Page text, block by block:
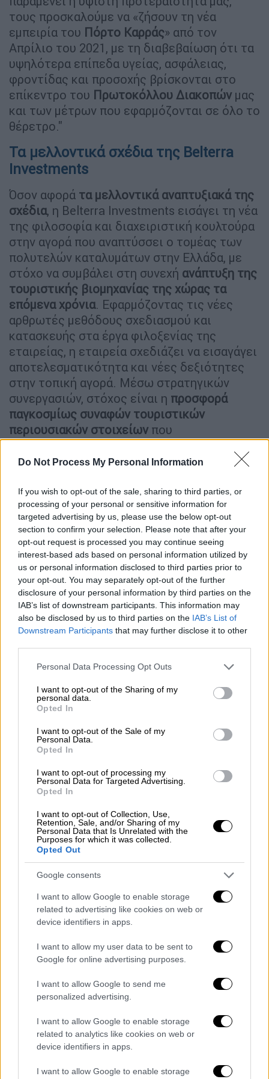
Do Not Process My Personal Information
If you wish to opt-out of the sale, sharing to third parties, or
processing of your personal or sensitive information for
targeted advertising by us, please use the below opt-out
section to confirm your selection. Please note that after your
opt-out request is processed you may continue seeing
interest-based ads based on personal information utilized by
us or personal information disclosed to third parties prior to
your opt-out. You may separately opt-out of the further
disclosure of your personal information by third parties on the
IAB’s list of downstream participants. This information may
also be disclosed by us to third parties on the IAB’s List of
Downstream Participants that may further disclose it to other
Please note that this website/app uses one or more Google
not limited to your visit or usage behaviour. You may click to
grant or deny consent to Google and its third-party tags to
use your data for below specified purposes in below Google
consent section.
Personal Data Processing Opt Outs
I want to opt-out of the Sharing of my
personal data.
Opted In
I want to opt-out of the Sale of my
Personal Data.
Opted In
I want to opt-out of processing my
Personal Data for Targeted Advertising.
Opted In
I want to opt-out of Collection, Use,
Retention, Sale, and/or Sharing of my
Personal Data that Is Unrelated with the
Purposes for which it was collected.
Opted Out
Google consents
I want to allow Google to enable storage
related to advertising like cookies on web or
device identifiers in apps.
I want to allow my user data to be sent to
Google for online advertising purposes.
I want to allow Google to send me
personalized advertising.
I want to allow Google to enable storage
related to analytics like cookies on web or
device identifiers in apps.
I want to allow Google to enable storage
τους προσκαλούμε να «ζήσουν τη νέα
εμπειρία του Πόρτο Καρράς» από τον
Απρίλιο του 2021, με τη διαβεβαίωση ότι τα
υψηλότερα επίπεδα υγείας, ασφάλειας,
φροντίδας και προσοχής βρίσκονται στο
επίκεντρο του Πρωτοκόλλου Διακοπών μας
και των μέτρων που εφαρμόζονται σε όλο το
θέρετρο."
Τα μελλοντικά σχέδια της Belterra
Investments
Όσον αφορά τα μελλοντικά αναπτυξιακά της
σχέδια, η Belterra Investments εισάγει τη νέα
της φιλοσοφία και διαχειριστική κουλτούρα
στην αγορά που αναπτύσσει ο τομέας των
πολυτελών καταλυμάτων στην Ελλάδα, με
στόχο να συμβάλει στη συνεχή ανάπτυξη της
τουριστικής βιομηχανίας της χώρας τα
επόμενα χρόνια. Εφαρμόζοντας τις νέες
αρθρωτές μεθόδους σχεδιασμού και
κατασκευής στα έργα φιλοξενίας της
εταιρείας, η εταιρεία σχεδιάζει να εισαγάγει
αποτελεσματικότητα και νέες δεξιότητες
στην τοπική αγορά. Μέσω στρατηγικών
συνεργασιών, στόχος είναι η προσφορά
παγκοσμίως συναφών τουριστικών
περιουσιακών στοιχείων που
απαιτήσεις παροχής πολυτελών
Ένας πλήρηςπροορισμός διακοπώνανάμεσα
σε χιλιάδες εκτάρια παρθένας φυσικής
ομορφιάς, πευκοδάση και εντυπωσιακές
παραλίες, το Porto Carras Grand Resort
προσφέρει ένα πλήρες σύνολο
εγκαταστάσεων αναψυχής. Οι επισκέπτες
μπορούν να απολαύσουν την πολυτέλεια της
όμορφηςιδιωτικής μαρίνας 315 θέσεων του
Πόρτο Καρράς, της μεγαλύτερης στη Βόρεια
επισκέπτες από όλο τον κόσμο όλο το
χρόνο, προσφέροντας βέλτιστες συνθήκες
παιχνιδιού. Εντός του θερέτρου, το
βιολογικό αμπελώνα στην Ευρώπη που
καλύπτει συνολική έκταση 475 εκταρίων,
μέρος της ειδικής διαδρομής κρασιού "Wine
Routes of Halkidiki". Οι επισκέπτες μπορούν
να απολαύσουν ξεναγήσεις στους
αμπελώνες ή να επιλέξουν συνεδρίες
γευσιγνωσίας κρασιού σε μια μαγευτική
ατμόσφαιρα. Τογήπεδο γκολφ του Porto
Carras GrandResort, που καλύπτει 77
εκτάρια, είναι η τέλεια επιλογή για τους
παίκτες του γκολφ να εξασκήσουν τις
δεξιότητές τους στην ηρεμία του
μεσογειακού κλίματος και των πλήρως
εξοπλισμένων εγκαταστάσεων.
Μοναδική φυσική ομορφιά 28
χιλιομέτρων
ομορφιάς, μονοπάτια πεζοπορίας που
περνούν παράλληλα μειδιωτικά λιμάνια,
Domaine Porto Carras
μαγευτική θέα στη θάλασσα, το θέρετρο